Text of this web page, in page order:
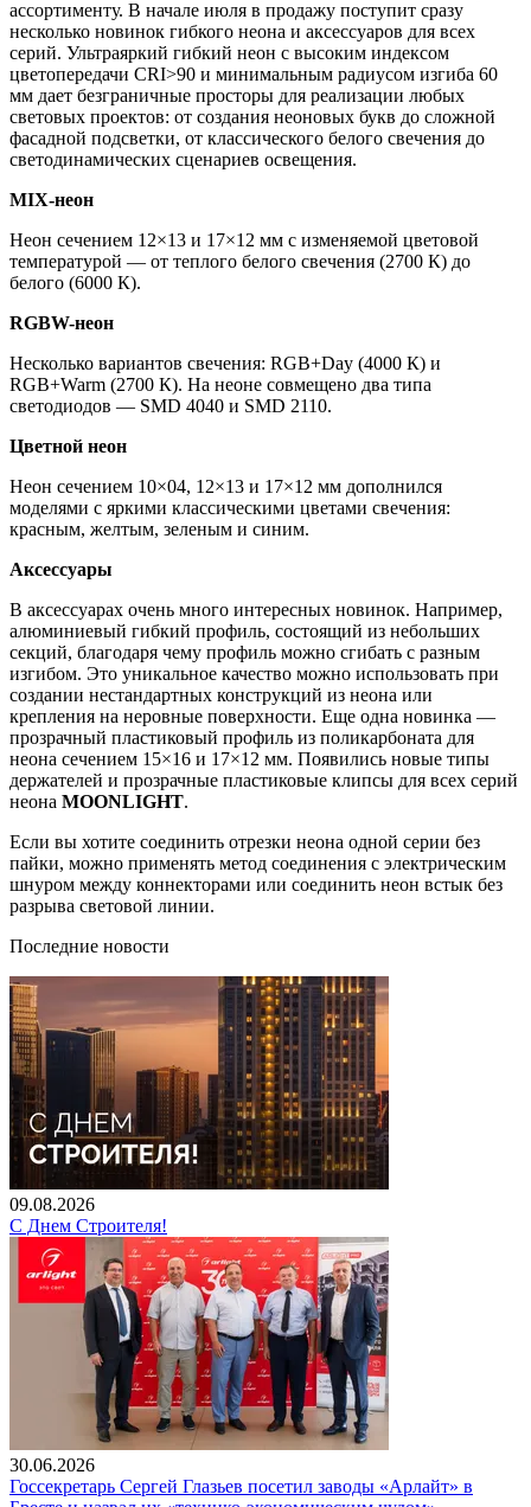
ассортименту. В начале июля в продажу поступит сразу
несколько новинок гибкого неона и аксессуаров для всех
серий. Ультраяркий гибкий неон с высоким индексом
цветопередачи CRI>90 и минимальным радиусом изгиба 60
мм дает безграничные просторы для реализации любых
световых проектов: от создания неоновых букв до сложной
фасадной подсветки, от классического белого свечения до
светодинамических сценариев освещения.
MIX-неон
Неон сечением 12×13 и 17×12 мм с изменяемой цветовой
температурой — от теплого белого свечения (2700 К) до
белого (6000 К).
RGBW-неон
Несколько вариантов свечения: RGB+Day (4000 К) и
RGB+Warm (2700 К). На неоне совмещено два типа
светодиодов — SMD 4040 и SMD 2110.
Цветной неон
Неон сечением 10×04, 12×13 и 17×12 мм дополнился
моделями с яркими классическими цветами свечения:
красным, желтым, зеленым и синим.
Аксессуары
В аксессуарах очень много интересных новинок. Например,
алюминиевый гибкий профиль, состоящий из небольших
секций, благодаря чему профиль можно сгибать с разным
изгибом. Это уникальное качество можно использовать при
создании нестандартных конструкций из неона или
крепления на неровные поверхности. Еще одна новинка —
прозрачный пластиковый профиль из поликарбоната для
неона сечением 15×16 и 17×12 мм. Появились новые типы
держателей и прозрачные пластиковые клипсы для всех серий
неона MOONLIGHT.
Если вы хотите соединить отрезки неона одной серии без
пайки, можно применять метод соединения с электрическим
шнуром между коннекторами или соединить неон встык без
разрыва световой линии.
Последние новости
09.08.2026
С Днем Строителя!
30.06.2026
Госсекретарь Сергей Глазьев посетил заводы «Арлайт» в